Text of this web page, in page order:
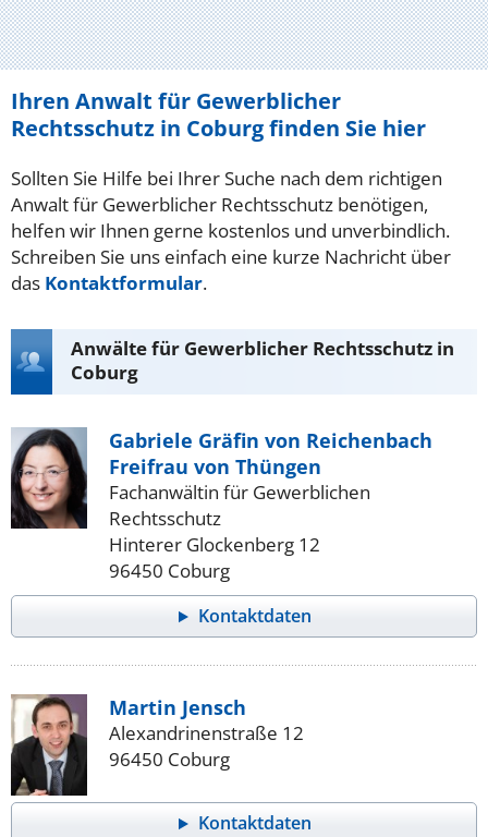
Ihren Anwalt für Gewerblicher
Rechtsschutz in Coburg finden Sie hier
Sollten Sie Hilfe bei Ihrer Suche nach dem richtigen
Anwalt für Gewerblicher Rechtsschutz benötigen,
helfen wir Ihnen gerne kostenlos und unverbindlich.
Schreiben Sie uns einfach eine kurze Nachricht über
das Kontaktformular.
Anwälte für Gewerblicher Rechtsschutz in
Coburg
Gabriele Gräfin von Reichenbach
Freifrau von Thüngen
Fachanwältin für Gewerblichen
Rechtsschutz
Hinterer Glockenberg 12
96450 Coburg
Kontaktdaten
Martin Jensch
Alexandrinenstraße 12
96450 Coburg
Kontaktdaten